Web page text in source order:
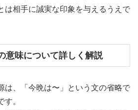
は相手に誠実な印象を与えるうえで
意味について詳しく解説
は、「今晩は〜」という文の省略で
。